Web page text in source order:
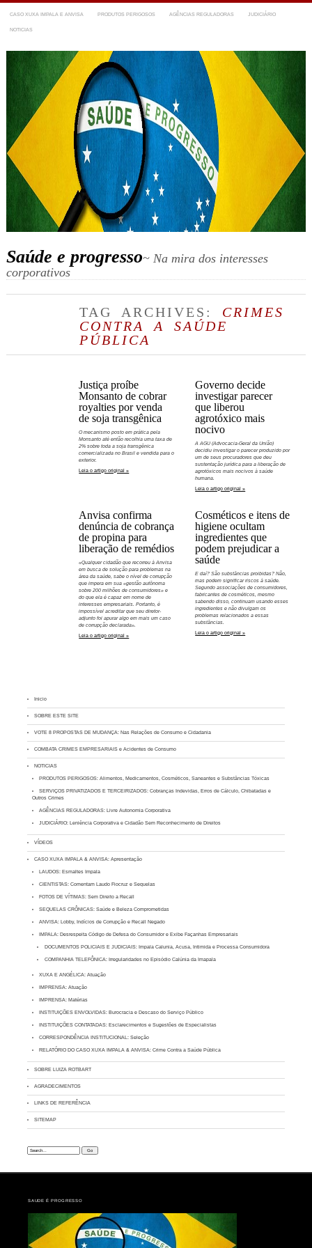
CASO XUXA IMPALA E ANVISA PRODUTOS PERIGOSOS AGÊNCIAS REGULADORAS JUDICIÁRIO
NOTICIAS
Saúde e progresso~ Na mira dos interesses
corporativos
TAG ARCHIVES: CRIMES
CONTRA A SAÚDE
PÚBLICA
Justiça proíbe
Monsanto de cobrar
royalties por venda
de soja transgênica
O mecanismo posto em prática pela
Monsanto até então recolhia uma taxa de
2% sobre toda a soja transgênica
comercializada no Brasil e vendida para o
exterior.
Leia o artigo original »
Governo decide
investigar parecer
que liberou
agrotóxico mais
nocivo
A AGU (Advocacia-Geral da União)
decidiu investigar o parecer produzido por
um de seus procuradores que deu
sustentação jurídica para a liberação de
agrotóxicos mais nocivos à saúde
humana.
Leia o artigo original »
Anvisa confirma
denúncia de cobrança
de propina para
liberação de remédios
«Qualquer cidadão que recorreu à Anvisa
em busca de solução para problemas na
área da saúde, sabe o nível de corrupção
que impera em sua «gestão autônoma
sobre 200 milhões de consumidores» e
do que ela é capaz em nome de
interesses empresariais. Portanto, é
impossível acreditar que seu diretor-
adjunto foi apurar algo em mais um caso
de corrupção declarada».
Leia o artigo original »
Cosméticos e itens de
higiene ocultam
ingredientes que
podem prejudicar a
saúde
E daí? São substâncias proibidas? Não,
mas podem significar riscos à saúde.
Segundo associações de consumidores,
fabricantes de cosméticos, mesmo
sabendo disso, continuam usando esses
ingredientes e não divulgam os
problemas relacionados a essas
substâncias.
Leia o artigo original »
Inicio
SOBRE ESTE SITE
VOTE 8 PROPOSTAS DE MUDANÇA: Nas Relações de Consumo e Cidadania
COMBATA CRIMES EMPRESARIAIS e Acidentes de Consumo
NOTICIAS
PRODUTOS PERIGOSOS: Alimentos, Medicamentos, Cosméticos, Saneantes e Substâncias Tóxicas
SERVIÇOS PRIVATIZADOS E TERCEIRIZADOS: Cobranças Indevidas, Erros de Cálculo, Chibatadas e
Outros Crimes
AGÊNCIAS REGULADORAS: Livre Autonomia Corporativa
JUDICIÁRIO: Leniência Corporativa e Cidadão Sem Reconhecimento de Direitos
VÍDEOS
CASO XUXA IMPALA & ANVISA: Apresentação
LAUDOS: Esmaltes Impala
CIENTISTAS: Comentam Laudo Fiocruz e Sequelas
FOTOS DE VÍTIMAS: Sem Direito a Recall
SEQUELAS CRÔNICAS: Saúde e Beleza Comprometidas
ANVISA: Lobby, Indícios de Corrupção e Recall Negado
IMPALA: Desrespeita Código de Defesa do Consumidor e Exibe Façanhas Empresariais
DOCUMENTOS POLICIAIS E JUDICIAIS: Impala Calunia, Acusa, Intimida e Processa Consumidora
COMPANHIA TELEFÔNICA: Irregularidades no Episódio Calúnia da Imapala
XUXA E ANGÉLICA: Atuação
IMPRENSA: Atuação
IMPRENSA: Matérias
INSTITUIÇÕES ENVOLVIDAS: Burocracia e Descaso do Serviço Público
INSTITUIÇÕES CONTATADAS: Esclarecimentos e Sugestões de Especialistas
CORRESPONDÊNCIA INSTITUCIONAL: Seleção
RELATÓRIO DO CASO XUXA IMPALA & ANVISA: Crime Contra a Saúde Pública
SOBRE LUIZA ROTBART
AGRADECIMENTOS
LINKS DE REFERÊNCIA
SITEMAP
Search:
SAUDE É PROGRESSO